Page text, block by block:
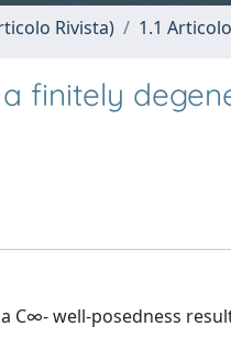
Rivista) 1.1
finitely
C∞- well-posedness